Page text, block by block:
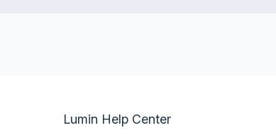
Lumin Help Center